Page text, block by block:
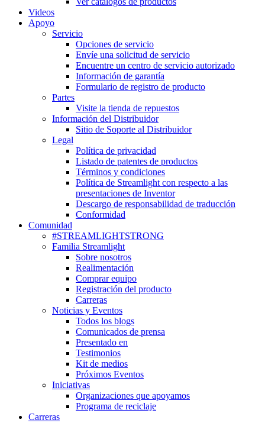
Videos
Apoyo
Servicio
Opciones de servicio
Envíe una solicitud de servicio
Encuentre un centro de servicio autorizado
Información de garantía
Formulario de registro de producto
Partes
Visite la tienda de repuestos
Información del Distribuidor
Sitio de Soporte al Distribuidor
Legal
Política de privacidad
Listado de patentes de productos
Términos y condiciones
Política de Streamlight con respecto a las
presentaciones de Inventor
Descargo de responsabilidad de traducción
Conformidad
Comunidad
#STREAMLIGHTSTRONG
Familia Streamlight
Sobre nosotros
Realimentación
Comprar equipo
Registración del producto
Carreras
Noticias y Eventos
Todos los blogs
Comunicados de prensa
Presentado en
Testimonios
Kit de medios
Próximos Eventos
Iniciativas
Organizaciones que apoyamos
Programa de reciclaje
Carreras